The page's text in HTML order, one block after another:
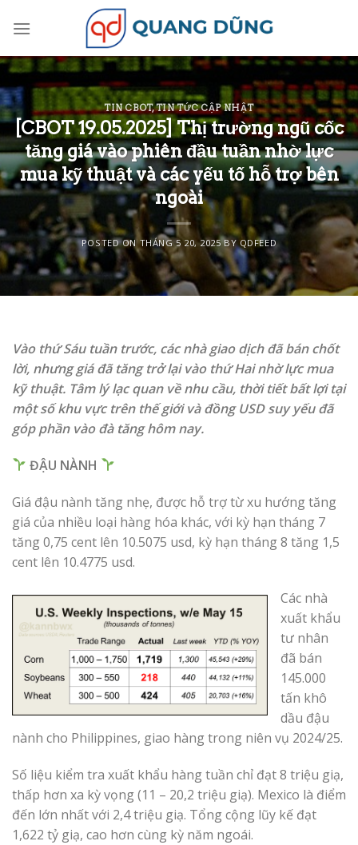
TIN CBOT,TIN TỨC CẬP NHẬT
[CBOT 19.05.2025] Thị trường ngũ cốc
tăng giá vào phiên đầu tuần nhờ lực
mua kỹ thuật và các yếu tố hỗ trợ bên
ngoài
POSTED ONTHÁNG 5 20, 2025BYQDFEED
Vào thứ Sáu tuần trước, các nhà giao dịch đã bán chốt
lời, nhưng giá đã tăng trở lại vào thứ Hai nhờ lực mua
kỹ thuật. Tâm lý lạc quan về nhu cầu, thời tiết bất lợi tại
một số khu vực trên thế giới và đồng USD suy yếu đã
góp phần vào đà tăng hôm nay.
ĐẬU NÀNH
Giá đậu nành tăng nhẹ, được hỗ trợ từ xu hướng tăng
giá của nhiều loại hàng hóa khác, với kỳ hạn tháng 7
tăng 0,75 cent lên 10.5075 usd, kỳ hạn tháng 8 tăng 1,5
cent lên 10.4775 usd.
Các nhà
xuất khẩu
tư nhân
đã bán
145.000
tấn khô
dầu đậu
nành cho Philippines, giao hàng trong niên vụ 2024/25.
Số liệu kiểm tra xuất khẩu hàng tuần chỉ đạt 8 triệu giạ,
thấp hơn xa kỳ vọng (11 – 20,2 triệu giạ). Mexico là điểm
đến lớn nhất với 2,4 triệu giạ. Tổng cộng lũy kế đạt
1,622 tỷ giạ, cao hơn cùng kỳ năm ngoái.